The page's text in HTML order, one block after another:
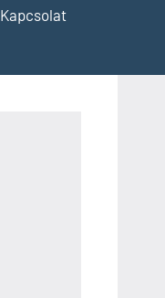
Kapcsolat